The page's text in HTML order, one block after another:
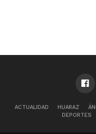
ACTUALIDAD HUARAZ
DEPORTES